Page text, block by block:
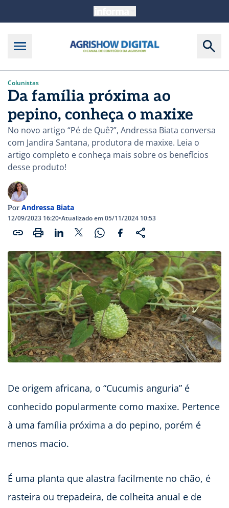
Colunistas
Da família próxima ao
pepino, conheça o maxixe
No novo artigo “Pé de Quê?”, Andressa Biata conversa
com Jandira Santana, produtora de maxixe. Leia o
artigo completo e conheça mais sobre os benefícios
desse produto!
Por Andressa Biata
12/09/2023 16:20•Atualizado em 05/11/2024 10:53
De origem africana, o “Cucumis anguria” é
conhecido popularmente como maxixe. Pertence
à uma família próxima a do pepino, porém é
menos macio.
É uma planta que alastra facilmente no chão, é
rasteira ou trepadeira, de colheita anual e de